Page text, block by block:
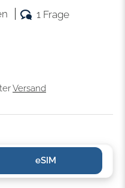
1 Frage
Versand
eSIM